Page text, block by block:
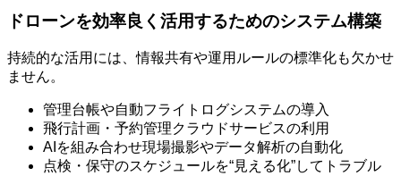
ドローンを効率良く活用するためのシステム構築
持続的な活用には、情報共有や運用ルールの標準化も欠かせ
ません。
管理台帳や自動フライトログシステムの導入
飛行計画・予約管理クラウドサービスの利用
AIを組み合わせ現場撮影やデータ解析の自動化
点検・保守のスケジュールを“見える化”してトラブル